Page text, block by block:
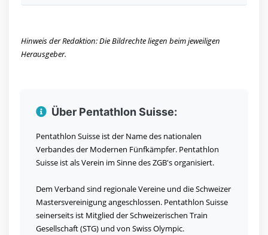
Hinweis der Redaktion: Die Bildrechte liegen beim jeweiligen
Herausgeber.
Über Pentathlon Suisse:
Pentathlon Suisse ist der Name des nationalen
Verbandes der Modernen Fünfkämpfer. Pentathlon
Suisse ist als Verein im Sinne des ZGB's organisiert.
Dem Verband sind regionale Vereine und die Schweizer
Mastersvereinigung angeschlossen. Pentathlon Suisse
seinerseits ist Mitglied der Schweizerischen Train
Gesellschaft (STG) und von Swiss Olympic.